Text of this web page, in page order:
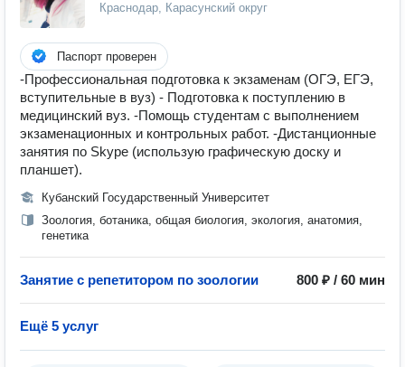
Краснодар, Карасунский округ
Паспорт проверен
-Профессиональная подготовка к экзаменам (ОГЭ, ЕГЭ,
вступительные в вуз) - Подготовка к поступлению в
медицинский вуз. -Помощь студентам с выполнением
экзаменационных и контрольных работ. -Дистанционные
занятия по Skype (использую графическую доску и
планшет).
Кубанский Государственный Университет
Зоология, ботаника, общая биология, экология, анатомия,
генетика
Занятие с репетитором по зоологии 800 ₽ / 60 мин
Ещё 5 услуг